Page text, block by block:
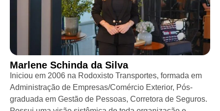
Marlene Schinda da Silva
Iniciou em 2006 na Rodoxisto Transportes, formada em
Administração de Empresas/Comércio Exterior, Pós-
graduada em Gestão de Pessoas, Corretora de Seguros.